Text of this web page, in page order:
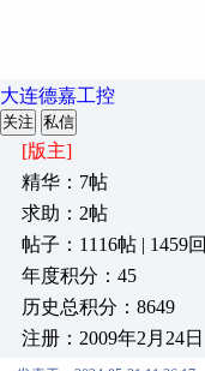
大连德嘉工控
关注 私信
[版主]
精华：7帖
求助：2帖
帖子：1116帖 | 1459回
年度积分：45
历史总积分：8649
注册：2009年2月24日